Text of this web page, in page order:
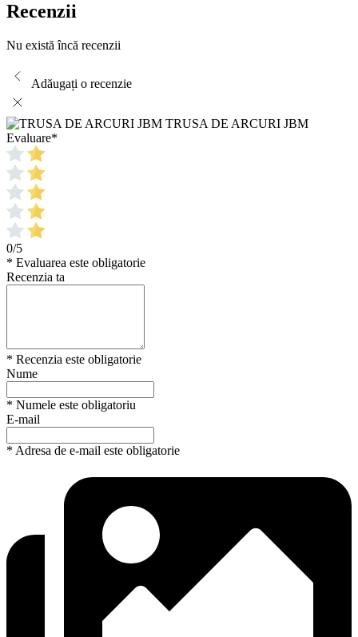
Recenzii
Nu există încă recenzii
Adăugați o recenzie
TRUSA DE ARCURI JBM
Evaluare*
0/5
* Evaluarea este obligatorie
Recenzia ta
* Recenzia este obligatorie
Nume
* Numele este obligatoriu
E-mail
* Adresa de e-mail este obligatorie